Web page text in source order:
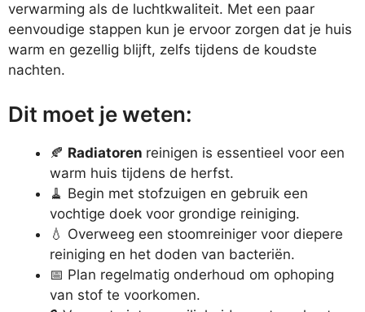
verwarming als de luchtkwaliteit. Met een paar
eenvoudige stappen kun je ervoor zorgen dat je huis
warm en gezellig blijft, zelfs tijdens de koudste
nachten.
Dit moet je weten:
🍂 Radiatoren reinigen is essentieel voor een
warm huis tijdens de herfst.
🧹 Begin met stofzuigen en gebruik een
vochtige doek voor grondige reiniging.
💧 Overweeg een stoomreiniger voor diepere
reiniging en het doden van bacteriën.
📅 Plan regelmatig onderhoud om ophoping
van stof te voorkomen.